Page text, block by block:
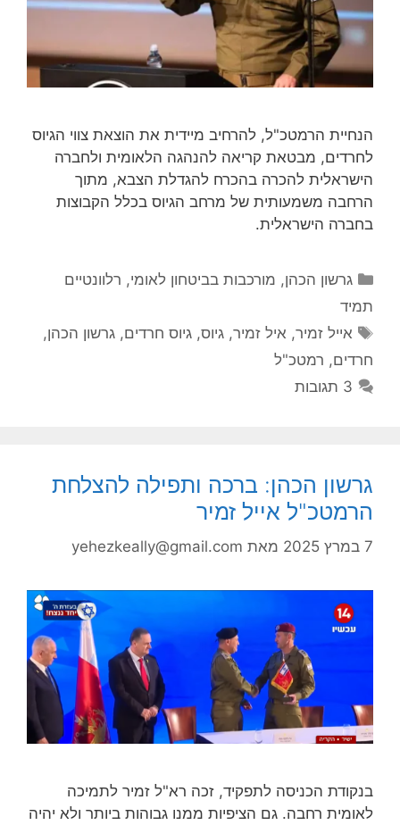
הנחיית הרמטכ"ל, להרחיב מיידית את הוצאת צווי הגיוס
לחרדים, מבטאת קריאה להנהגה הלאומית ולחברה
הישראלית להכרה בהכרח להגדלת הצבא, מתוך
הרחבה משמעותית של מרחב הגיוס בכלל הקבוצות
בחברה הישראלית.
קטגוריות
גרשון הכהן, מורכבות בביטחון לאומי, רלוונטיים
תמיד
תגיות
אייל זמיר, איל זמיר,גיוס,גיוס חרדים,גרשון הכהן,
חרדים, רמטכ"ל
3 תגובות
גרשון הכהן: ברכה ותפילה להצלחת
הרמטכ"ל אייל זמיר
7 במרץ 2025 מאת yehezkeally@gmail.com
בנקודת הכניסה לתפקיד, זכה רא"ל זמיר לתמיכה
לאומית רחבה. גם הציפיות ממנו גבוהות ביותר ולא יהיה